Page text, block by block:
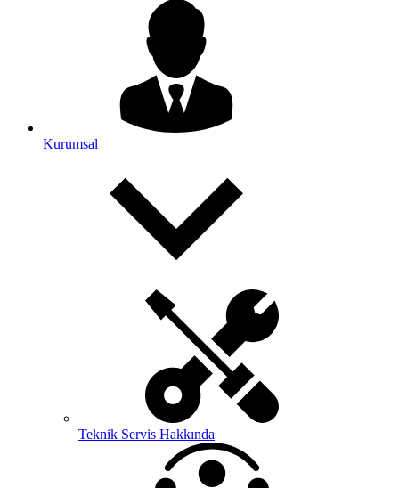
Kurumsal
Teknik Servis Hakkında